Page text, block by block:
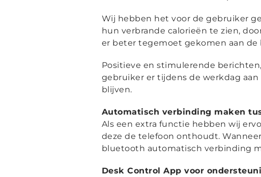
Wij hebben het voor de gebruiker
hun verbrande calorieën te zien,
er beter tegemoet gekomen aan
Positieve en stimulerende
gebruiker er tijdens de werkdag
blijven.
Automatisch verbinding maken
Als een extra functie hebben wij
deze de telefoon onthoudt.
bluetooth automatisch verbinding
Desk Control App voor